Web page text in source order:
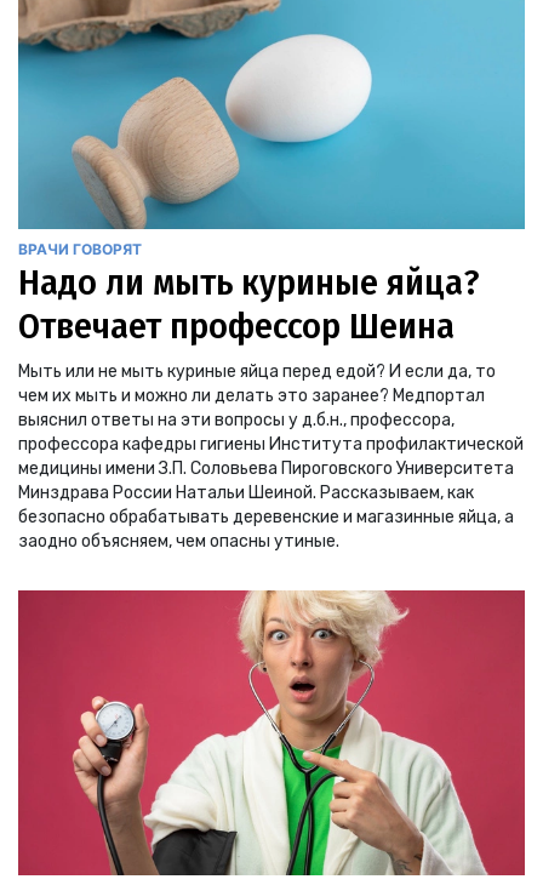
ВРАЧИ ГОВОРЯТ
Надо ли мыть куриные яйца?
Отвечает профессор Шеина
Мыть или не мыть куриные яйца перед едой? И если да, то
чем их мыть и можно ли делать это заранее? Медпортал
выяснил ответы на эти вопросы у д.б.н., профессора,
профессора кафедры гигиены Института профилактической
медицины имени З.П. Соловьева Пироговского Университета
Минздрава России Натальи Шеиной. Рассказываем, как
безопасно обрабатывать деревенские и магазинные яйца, а
заодно объясняем, чем опасны утиные.